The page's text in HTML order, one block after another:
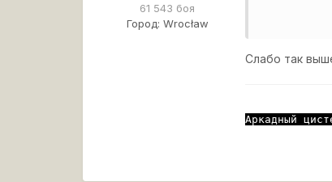
61 543 боя
Город: Wrocław
Слабо так
Аркадный